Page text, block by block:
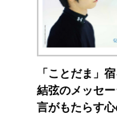
「ことだま」
結弦のメッセ
言がもたらす